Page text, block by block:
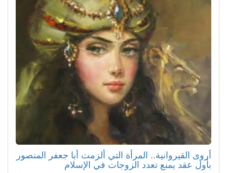
أروى القيروانية.. المرأة التي ألزمت أبا جعفر المنصور
بأول عقد يمنع تعدد الزوجات في الإسلام